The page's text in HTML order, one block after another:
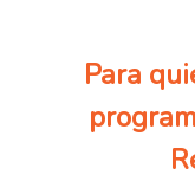
Para